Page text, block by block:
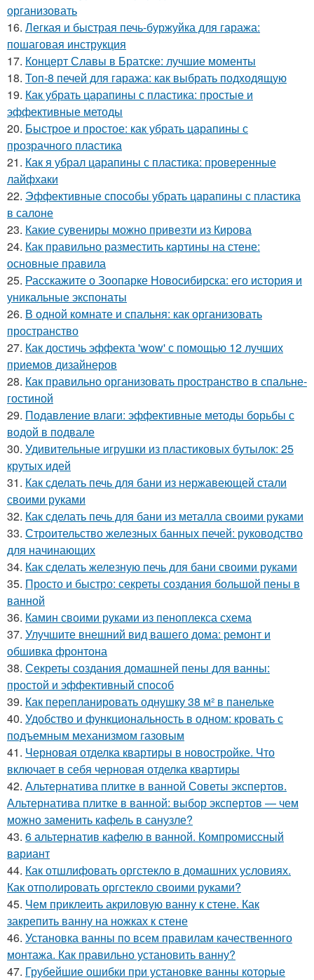
организовать
16. Легкая и быстрая печь-буржуйка для гаража:
пошаговая инструкция
17. Концерт Славы в Братске: лучшие моменты
18. Топ-8 печей для гаража: как выбрать подходящую
19. Как убрать царапины с пластика: простые и
эффективные методы
20. Быстрое и простое: как убрать царапины с
прозрачного пластика
21. Как я убрал царапины с пластика: проверенные
лайфхаки
22. Эффективные способы убрать царапины с пластика
в салоне
23. Какие сувениры можно привезти из Кирова
24. Как правильно разместить картины на стене:
основные правила
25. Расскажите о Зоопарке Новосибирска: его история и
уникальные экспонаты
26. В одной комнате и спальня: как организовать
пространство
27. Как достичь эффекта 'wow' с помощью 12 лучших
приемов дизайнеров
28. Как правильно организовать пространство в спальне-
гостиной
29. Подавление влаги: эффективные методы борьбы с
водой в подвале
30. Удивительные игрушки из пластиковых бутылок: 25
крутых идей
31. Как сделать печь для бани из нержавеющей стали
своими руками
32. Как сделать печь для бани из металла своими руками
33. Строительство железных банных печей: руководство
для начинающих
34. Как сделать железную печь для бани своими руками
35. Просто и быстро: секреты создания большой пены в
ванной
36. Камин своими руками из пеноплекса схема
37. Улучшите внешний вид вашего дома: ремонт и
обшивка фронтона
38. Секреты создания домашней пены для ванны:
простой и эффективный способ
39. Как перепланировать однушку 38 м² в панельке
40. Удобство и функциональность в одном: кровать с
подъемным механизмом газовым
41. Черновая отделка квартиры в новостройке. Что
включает в себя черновая отделка квартиры
42. Альтернатива плитке в ванной Советы экспертов.
Альтернатива плитке в ванной: выбор экспертов — чем
можно заменить кафель в санузле?
43. 6 альтернатив кафелю в ванной. Компромиссный
вариант
44. Как отшлифовать оргстекло в домашних условиях.
Как отполировать оргстекло своими руками?
45. Чем приклеить акриловую ванну к стене. Как
закрепить ванну на ножках к стене
46. Установка ванны по всем правилам качественного
монтажа. Как правильно установить ванну?
47. Грубейшие ошибки при установке ванны которые